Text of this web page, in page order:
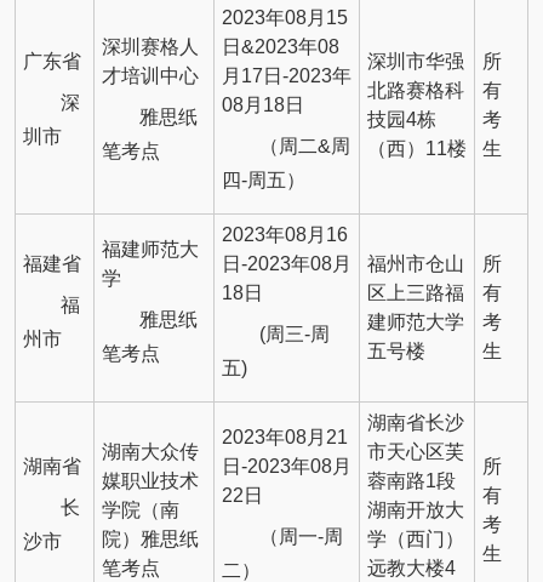
广东省
深
圳市
深圳赛格人
才培训中心
雅思纸
笔考点
2023年08月15
日&2023年08
月17日-2023年
08月18日
（周二&周
四-周五）
深圳市华强
北路赛格科
技园4栋
（西）11楼
所
有
考
生
福建省
福
州市
福建师范大
学
雅思纸
笔考点
2023年08月16
日-2023年08月
18日
(周三-周
五)
福州市仓山
区上三路福
建师范大学
五号楼
所
有
考
生
湖南省
长
沙市
湖南大众传
媒职业技术
学院（南
院）雅思纸
笔考点
2023年08月21
日-2023年08月
22日
（周一-周
二）
湖南省长沙
市天心区芙
蓉南路1段
湖南开放大
学（西门）
远教大楼4
所
有
考
生